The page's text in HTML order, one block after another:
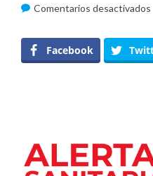
Comentarios desactivados
Facebook